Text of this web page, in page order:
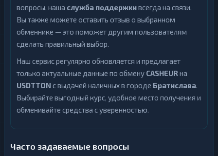
вопросы, наша служба поддержкивсегда на связи.
Вы также можете оставить отзыв о выбранном
обменнике — это поможет другим пользователям
сделать правильный выбор.
Наш сервис регулярно обновляется и предлагает
только актуальные данные по обмену CASHEUR на
USDTTON с выдачей наличных в городе Братислава.
Выбирайте выгодный курс, удобное место получения и
обменивайте средства с уверенностью.
Часто задаваемые вопросы